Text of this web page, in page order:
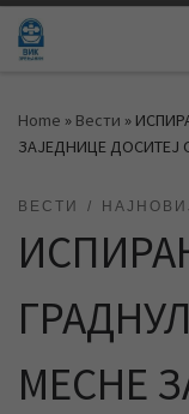
Skip to content
Home » Вести »
ЗАЈЕДНИЦЕ ДОСИТЕЈ
ВЕСТИ
МЕСНЕ